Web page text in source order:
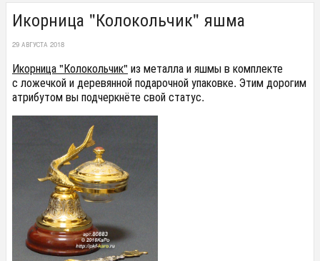
Икорница "Колокольчик" яшма
29 АВГУСТА 2018
Икорница "Колокольчик" из металла и яшмы в комплекте
с ложечкой и деревянной подарочной упаковке. Этим дорогим
атрибутом вы подчеркнёте свой статус.